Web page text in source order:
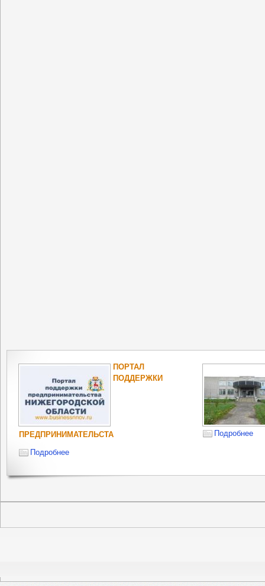
ПОРТАЛ
ПОДДЕРЖКИ
ПРЕДПРИНИМАТЕЛЬСТА
Подробнее
Подробнее